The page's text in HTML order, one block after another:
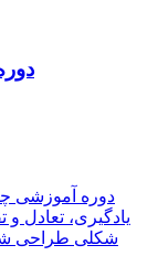
دوره آموزشی
یادگیری، تعادل
شکلی طراحی